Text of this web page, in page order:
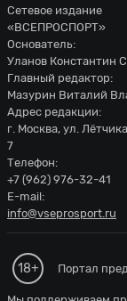
Сетевое издание
«ВСЕПРОСПОРТ»
Основатель:
Уланов Константин
Главный редактор:
Мазурин Виталий
Адрес редакции:
г. Москва, ул.
7
Телефон:
+7 (962) 976-32-41
E-mail:
info@vseprosport.ru
18+ Портал